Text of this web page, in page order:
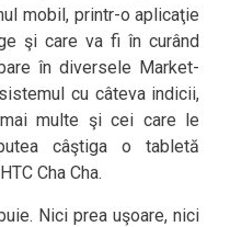
mobil, printr-o aplicaţie
şi care va fi în curând
în diversele Market-
cu câteva indicii,
multe şi cei care le
câştiga o tabletă
Cha Cha.
Nici prea uşoare, nici